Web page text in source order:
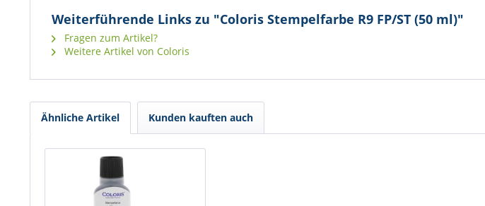
Weiterführende Links zu "Coloris Stempelfarbe R9 FP/ST (50 ml)"
Fragen zum Artikel?
Weitere Artikel von Coloris
Ähnliche Artikel Kunden kauften auch